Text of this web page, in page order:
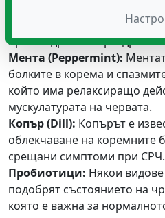
гаденето и повръщането,
при синдрома на
Мента (Peppermint):
болките в корема и
който има релаксиращо
мускулатурата на червата.
Копър (Dill): Копърът е
облекчаване на коремните
срещани симптоми при СРЧ.
Пробиотици: Някои
подобрят състоянието на
която е важна за